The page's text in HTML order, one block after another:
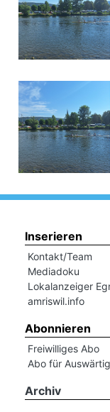
Inserieren
Kontakt/Team
Mediadoku
Lokalanzeiger
amriswil.info
Abonnieren
Freiwilliges Abo
Abo für
Archiv